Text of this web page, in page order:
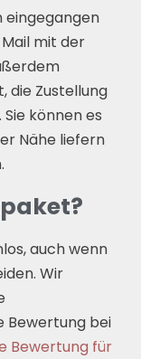
eingegangen
mit der
die Zustellung
können es
Nähe liefern
auch wenn
Wir
Bewertung bei
Bewertung für